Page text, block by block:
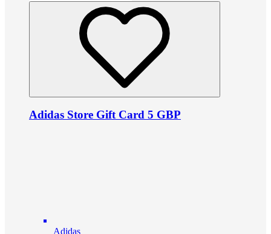
Adidas Store Gift Card 5 GBP
Adidas